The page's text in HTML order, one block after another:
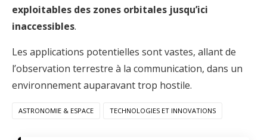
exploitables des zones orbitales jusqu’ici
inaccessibles.
Les applications potentielles sont vastes, allant de
l’observation terrestre à la communication, dans un
environnement auparavant trop hostile.
ASTRONOMIE & ESPACE TECHNOLOGIES ET INNOVATIONS